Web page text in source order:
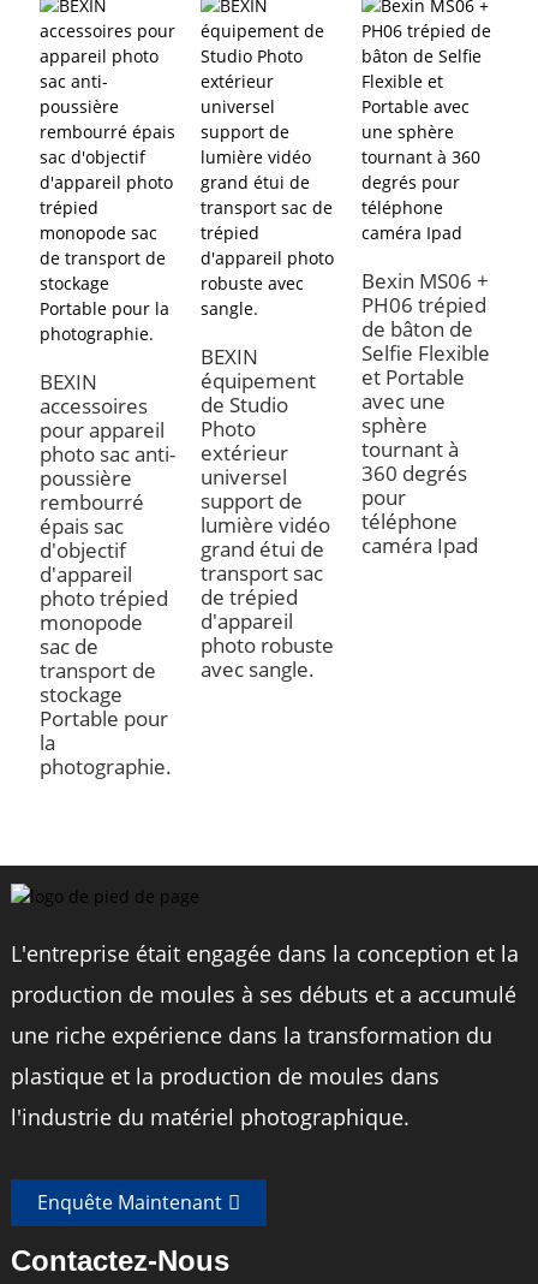
BEXIN
accessoires
pour appareil
photo sac anti-
poussière
rembourré
épais sac
d'objectif
d'appareil
photo trépied
monopode
sac de
transport de
stockage
Portable pour
la
photographie.
BEXIN
équipement
de Studio
Photo
extérieur
universel
support de
lumière vidéo
grand étui de
transport sac
de trépied
d'appareil
photo robuste
avec sangle.
Bexin MS06 +
PH06 trépied
de bâton de
Selfie Flexible
et Portable
avec une
sphère
tournant à
360 degrés
pour
téléphone
caméra Ipad
L'entreprise était engagée dans la conception et la
production de moules à ses débuts et a accumulé
une riche expérience dans la transformation du
plastique et la production de moules dans
l'industrie du matériel photographique.
Enquête Maintenant
Contactez-Nous